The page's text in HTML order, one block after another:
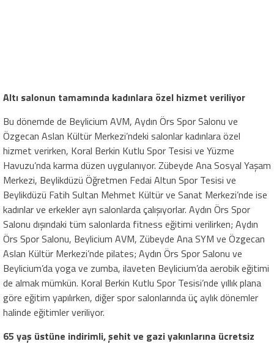
Altı salonun tamamında kadınlara özel hizmet veriliyor
Bu dönemde de Beylicium AVM, Aydın Örs Spor Salonu ve
Özgecan Aslan Kültür Merkezi’ndeki salonlar kadınlara özel
hizmet verirken, Koral Berkin Kutlu Spor Tesisi ve Yüzme
Havuzu’nda karma düzen uygulanıyor. Zübeyde Ana Sosyal Yaşam
Merkezi, Beylikdüzü Öğretmen Fedai Altun Spor Tesisi ve
Beylikdüzü Fatih Sultan Mehmet Kültür ve Sanat Merkezi’nde ise
kadınlar ve erkekler ayrı salonlarda çalışıyorlar. Aydın Örs Spor
Salonu dışındaki tüm salonlarda fitness eğitimi verilirken; Aydın
Örs Spor Salonu, Beylicium AVM, Zübeyde Ana SYM ve Özgecan
Aslan Kültür Merkezi’nde pilates; Aydın Örs Spor Salonu ve
Beylicium’da yoga ve zumba, ilaveten Beylicium’da aerobik eğitimi
de almak mümkün. Koral Berkin Kutlu Spor Tesisi’nde yıllık plana
göre eğitim yapılırken, diğer spor salonlarında üç aylık dönemler
halinde eğitimler veriliyor.
65 yaş üstüne indirimli, şehit ve gazi yakınlarına ücretsiz